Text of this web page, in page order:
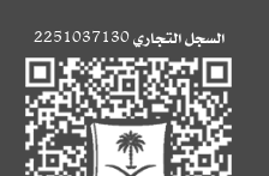
السجل التجاري2251037130